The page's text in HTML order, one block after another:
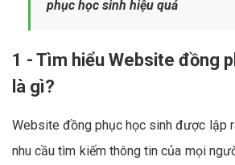
phục học sinh hiệu quả
1 - Tìm hiểu Website đồng
là gì?
Website đồng phục học sinh được lập
nhu cầu tìm kiếm thông tin của mọi